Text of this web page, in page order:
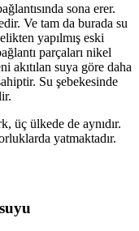
sona erer.
Ve tam da burada su
yapılmış eski
parçaları nikel
akıtılan suya göre daha
Su şebekesinde
üç ülkede de aynıdır.
yatmaktadır.